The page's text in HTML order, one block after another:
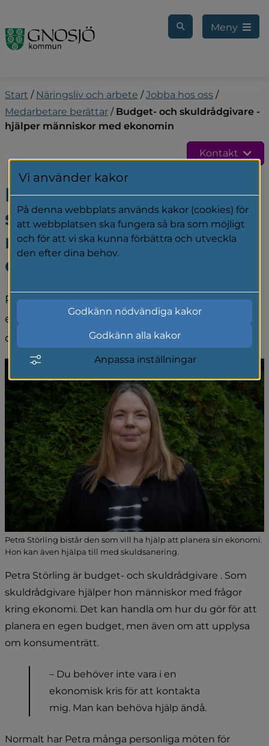
Meny
Start / Näringsliv och arbete / Jobba hos oss /
Medarbetare berättar / Budget- och skuldrådgivare -
hjälper människor med ekonomin
Kontakt
Budget- och
skuldrådgivare - hjälper
människor med
ekonomin
Petra Störling är kommunens rådgivare i
ekonomiska angelägenheter. Hon är även
dödsbohandläggare.
Petra Störling bistår den som vill ha hjälp att planera sin ekonomi.
Hon kan även hjälpa till med skuldsanering.
Petra Störling är budget- och skuldrådgivare . Som
skuldrådgivare hjälper hon människor med frågor
kring ekonomi. Det kan handla om hur du gör för att
planera en egen budget, men även om att upplysa
om konsumenträtt.
– Du behöver inte vara i en
ekonomisk kris för att kontakta
mig. Man kan behöva hjälp ändå.
Normalt har Petra många personliga möten för
Vi använder kakor
På denna webbplats används kakor (cookies) för
att webbplatsen ska fungera så bra som möjligt
och för att vi ska kunna förbättra och utveckla
den efter dina behov.
Godkänn nödvändiga kakor
Godkänn alla kakor
Anpassa inställningar